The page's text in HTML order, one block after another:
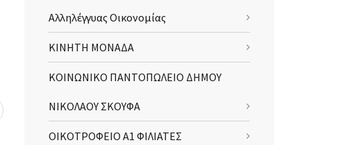
Αλληλέγγυας Οικονομίας
ΚΙΝΗΤΗ ΜΟΝΑΔΑ
ΚΟΙΝΩΝΙΚΟ ΠΑΝΤΟΠΩΛΕΙΟ ΔΗΜΟΥ
ΝΙΚΟΛΑΟΥ ΣΚΟΥΦΑ
ΟΙΚΟΤΡΟΦΕΙΟ Α1 ΦΙΛΙΑΤΕΣ